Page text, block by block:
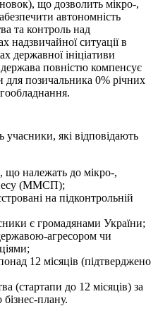
що дозволить мікро-,
автономність
та контроль над
ситуації в
державної ініціативи
повністю компенсує
для позичальника 0% річних
які відповідають
належать до мікро-,
(ММСП);
на підконтрольній
є громадянами України;
державою-агресором чи
12 місяців (підтверджено
(стартапи до 12 місяців) за
плану.